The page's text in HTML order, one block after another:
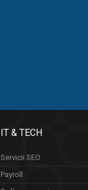
IT & TECH
Servicii SEO
Payroll